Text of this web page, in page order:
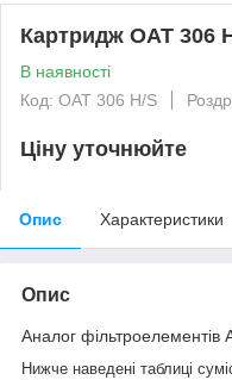
Картридж OAT 306
В наявності
Код: OAT 306 H/S
Ціну уточнюйте
Опис Характеристики
Опис
Аналог фільтроелементів
Нижче наведені таблиці